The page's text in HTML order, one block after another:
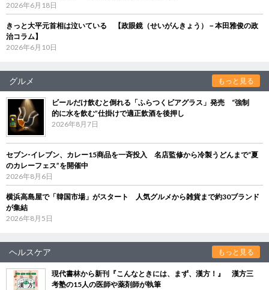
2026年6月18日
きっと大平元首相は泣いている 【政眼鏡（せいがんきょう）－本田雅俊の政
治コラム】
2026年6月10日
グルメ もっと見る
ビールだけ飲むと倒れる「ふらつくビアグラス」発売 “強制
的に水を飲む”仕掛けで適正飲酒を後押し
2026年8月7日
セブン‐イレブン、カレー15商品を一斉投入 名店監修から冷製うどんまで“夏
のカレーフェス”を開催中
2026年8月6日
横浜高島屋で「韓国市場」がスタート 人気グルメから雑貨まで約30ブランド
が集結
2026年8月5日
ヘルスケア もっと見る
現代書林から新刊『こんなときには、まず、漢方！』 漢方三
考塾の15人の医師や薬剤師が執筆